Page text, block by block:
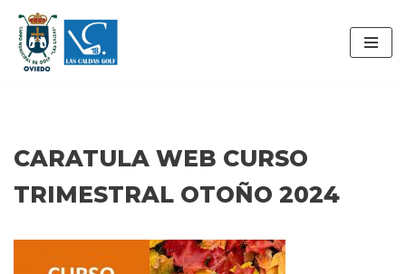
Saltar
al
CARATULA WEB CURSO
TRIMESTRAL OTOÑO 2024